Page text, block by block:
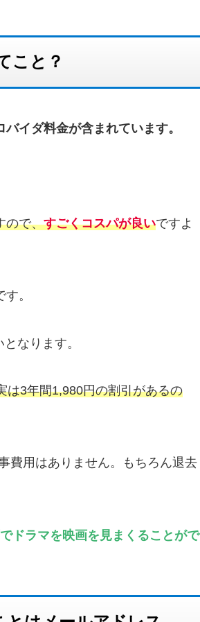
こと？
イダ料金が含まれています。
ので、すごくコスパが良いですよ
。
なります。
は3年間1,980円の割引があるの
費用はありません。もちろん退去
ドラマを映画を見まくることがで